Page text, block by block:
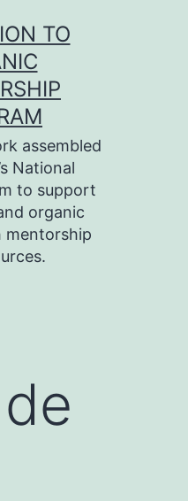
TO
assembled
National
to support
organic
mentorship